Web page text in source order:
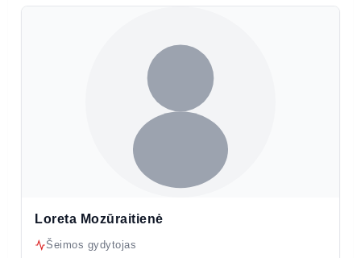
Loreta Mozūraitienė
Šeimos gydytojas